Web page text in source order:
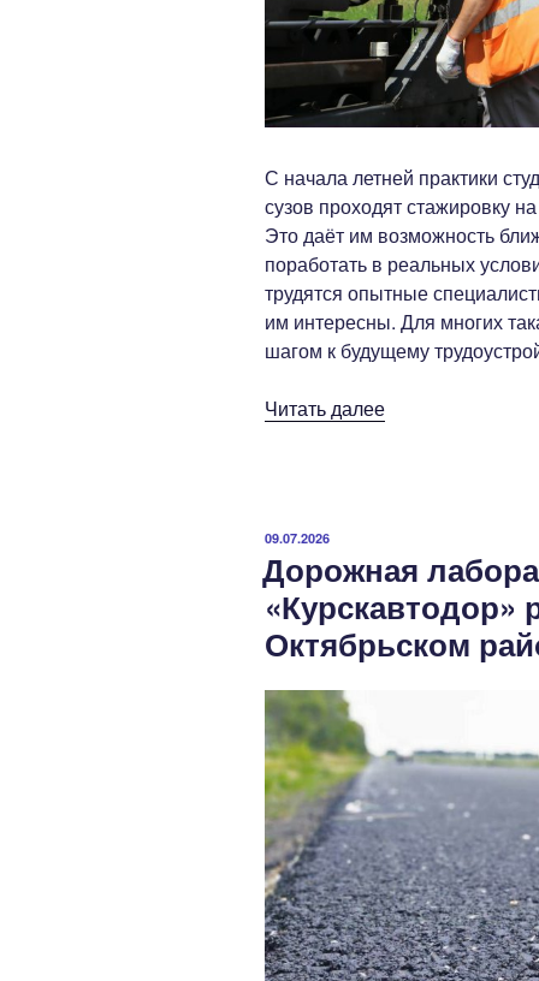
С начала летней практики
сузов проходят стажировку
Это даёт им возможность
поработать в реальных
трудятся опытные
им интересны. Для многих
шагом к будущему
Читать далее«От
студенты
приходят
ОПУБЛИКОВАНО
09.07.2026
Дорожная
«Курскавтодор»
Октябрьском